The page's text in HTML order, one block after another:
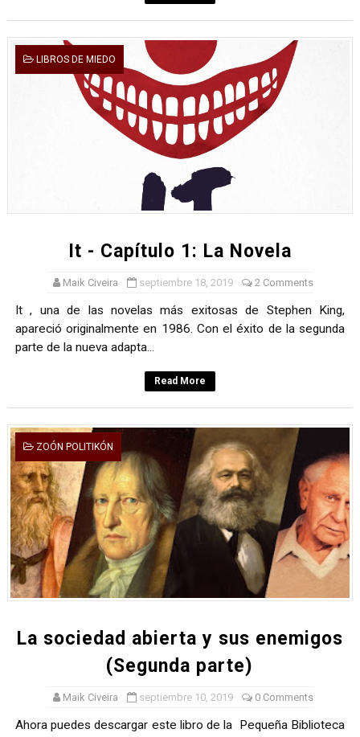
LIBROS DE MIEDO
It - Capítulo 1: La Novela
Maik Civeira septiembre 18, 2019 2 Comments
It , una de las novelas más exitosas de Stephen King,
apareció originalmente en 1986. Con el éxito de la segunda
parte de la nueva adapta...
Read More
ZOÓN POLITIKÓN
La sociedad abierta y sus enemigos
(Segunda parte)
Maik Civeira septiembre 10, 2019 0 Comments
Ahora puedes descargar este libro de la Pequeña Biblioteca